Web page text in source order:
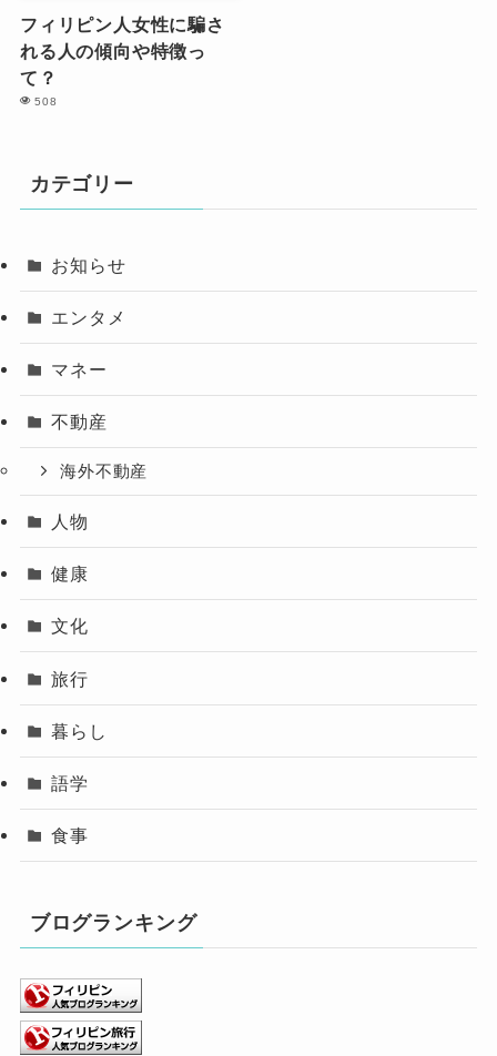
フィリピン人女性に騙さ
れる人の傾向や特徴っ
て？
508
カテゴリー
お知らせ
エンタメ
マネー
不動産
海外不動産
人物
健康
文化
旅行
暮らし
語学
食事
ブログランキング